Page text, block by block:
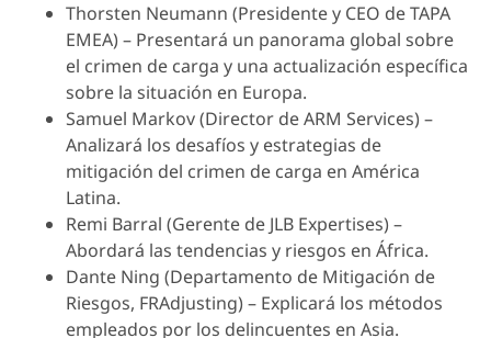
Thorsten Neumann (Presidente y CEO de TAPA
EMEA) – Presentará un panorama global sobre
el crimen de carga y una actualización específica
sobre la situación en Europa.
Samuel Markov (Director de ARM Services) –
Analizará los desafíos y estrategias de
mitigación del crimen de carga en América
Latina.
Remi Barral (Gerente de JLB Expertises) –
Abordará las tendencias y riesgos en África.
Dante Ning (Departamento de Mitigación de
Riesgos, FRAdjusting) – Explicará los métodos
empleados por los delincuentes en Asia.